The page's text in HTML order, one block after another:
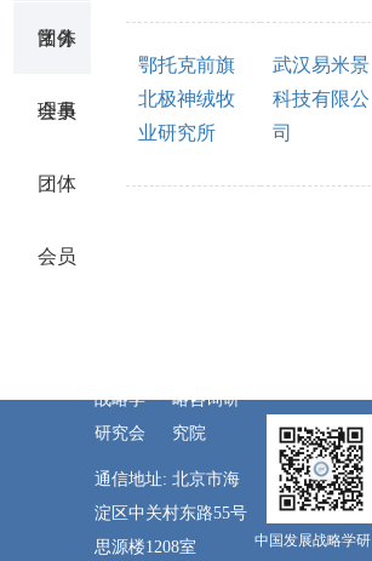
团体
会员
常务
理事
团体
会员
鄂托克前旗
北极神绒牧
业研究所
武汉易米景
科技有限公
司
战略学
研究会
略咨询研
究院
通信地址: 北京市海
淀区中关村东路55号
思源楼1208室
中国发展战略学研